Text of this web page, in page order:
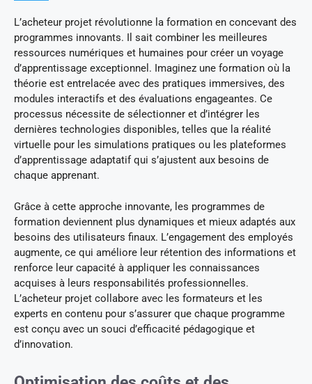
L’acheteur projet révolutionne la formation en concevant des
programmes innovants. Il sait combiner les meilleures
ressources numériques et humaines pour créer un voyage
d’apprentissage exceptionnel. Imaginez une formation où la
théorie est entrelacée avec des pratiques immersives, des
modules interactifs et des évaluations engageantes. Ce
processus nécessite de sélectionner et d’intégrer les
dernières technologies disponibles, telles que la réalité
virtuelle pour les simulations pratiques ou les plateformes
d’apprentissage adaptatif qui s’ajustent aux besoins de
chaque apprenant.
Grâce à cette approche innovante, les programmes de
formation deviennent plus dynamiques et mieux adaptés aux
besoins des utilisateurs finaux. L’engagement des employés
augmente, ce qui améliore leur rétention des informations et
renforce leur capacité à appliquer les connaissances
acquises à leurs responsabilités professionnelles.
L’acheteur projet collabore avec les formateurs et les
experts en contenu pour s’assurer que chaque programme
est conçu avec un souci d’efficacité pédagogique et
d’innovation.